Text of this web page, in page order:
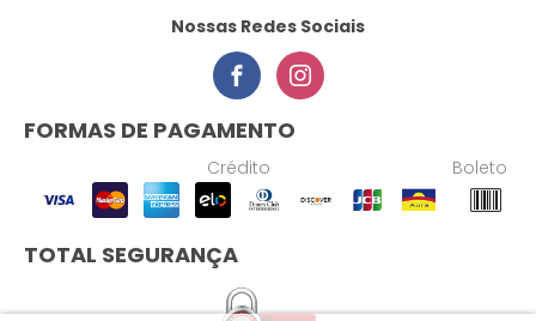
Nossas Redes Sociais
FORMAS DE PAGAMENTO
Crédito Boleto
TOTAL SEGURANÇA